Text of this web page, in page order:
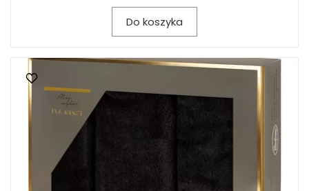
Do koszyka